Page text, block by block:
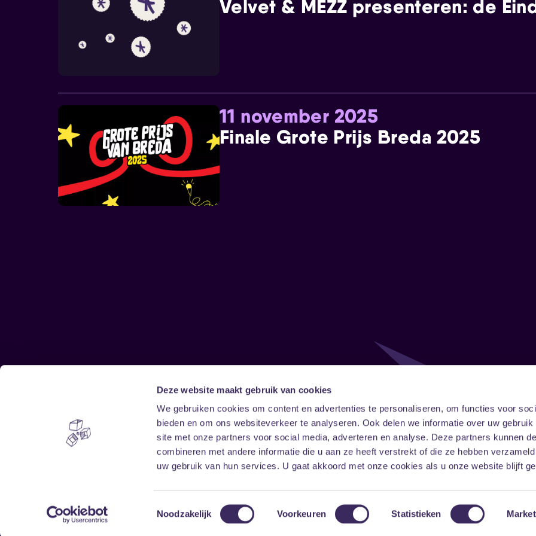
Deze website maakt gebruik van cookies
We gebruiken cookies om content en advertenties te personaliseren, om functies voor
bieden en om ons websiteverkeer te analyseren. Ook delen we informatie over uw gebruik
site met onze partners voor social media, adverteren en analyse. Deze partners kunnen
combineren met andere informatie die u aan ze heeft verstrekt of die ze hebben
uw gebruik van hun services. U gaat akkoord met onze cookies als u onze website blijft
Toestemmingsselectie
Noodzakelijk Voorkeuren Statistieken
Velvet & MEZZ presenteren: de
11 november 2025
Finale Grote Prijs Breda 2025
Home
Vrijwilligers
Disclaimer
Toegankelijkheid
Privacy & cookies
Follow
FacebookInstagramLinkedIn
Onze